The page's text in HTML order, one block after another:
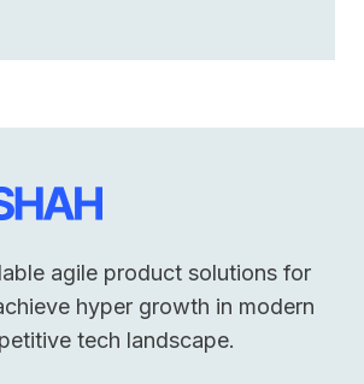
agile product solutions for
hyper growth in modern
tech landscape.